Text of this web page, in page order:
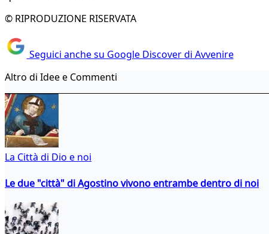
© RIPRODUZIONE RISERVATA
Seguici anche su Google Discover di Avvenire
Altro di Idee e Commenti
La Città di Dio e noi
Le due "città" di Agostino vivono entrambe dentro di noi